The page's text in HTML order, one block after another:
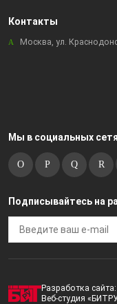
Контакты
Москва, ул.
Мы в социальных
Подписывайтесь на
Разработка сайта:
Веб-студия